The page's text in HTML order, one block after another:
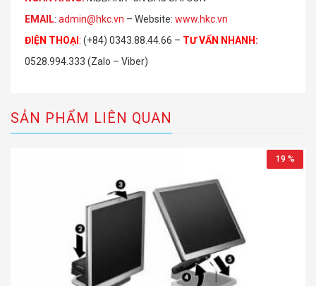
EMAIL: admin@hkc.vn – Website: www.hkc.vn
ĐIỆN THOẠI : (+84) 0343.88.44.66 – TƯ VẤN NHANH :
0528.994.333 (Zalo – Viber)
SẢN PHẨM LIÊN QUAN
19 %